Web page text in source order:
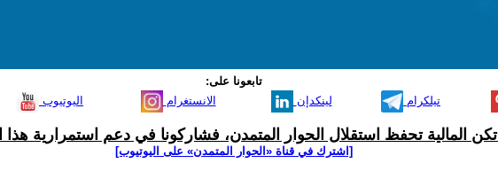
تابعونا على:
اليوتيوب الانستغرام لينكدإن تيلكرام
المالية تحفظ استقلال الحوار المتمدن، فشاركونا في دعم استمرارية هذا
[اشترك في قناة ‫«الحوار المتمدن» على اليوتيوب]